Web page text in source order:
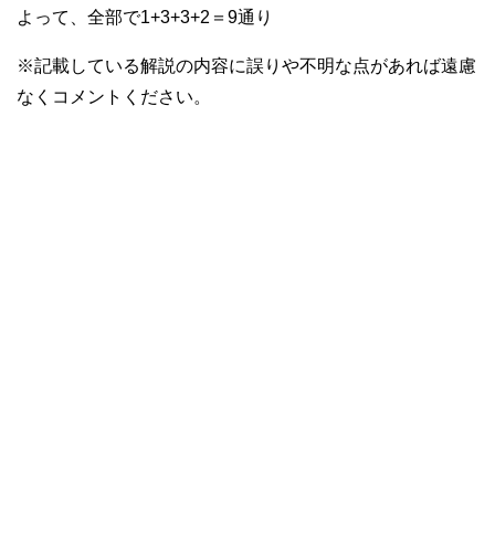
よって、全部で1+3+3+2＝9通り
※記載している解説の内容に誤りや不明な点があれば遠慮
なくコメントください。